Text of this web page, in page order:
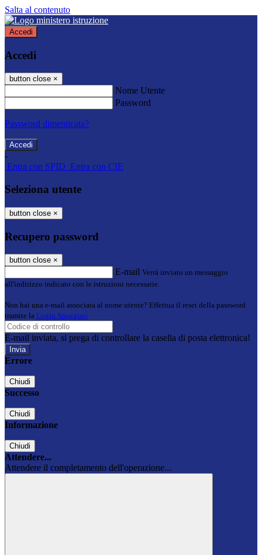
Salta al contenuto
Accedi
Accedi
button close ×
Nome Utente
Password
Password dimenticata?
-
Entra con SPID Entra con CIE
Seleziona utente
button close ×
Recupero password
button close ×
E-mail Verrà inviato un messaggio
all'indirizzo indicato con le istruzioni necessarie.
Non hai una e-mail associata al nome utente? Effettua il reset della password
tramite la Login Spaggiari
E-mail inviata, si prega di controllare la casella di posta elettronica!
Errore
Chiudi
Successo
Chiudi
Informazione
Chiudi
Attendere...
Attendere il completamento dell'operazione...